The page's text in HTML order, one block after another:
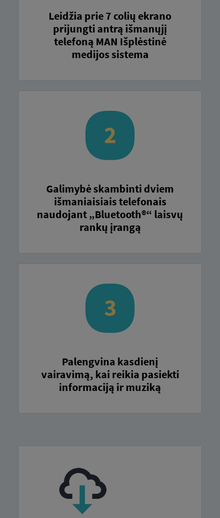
Leidžia prie 7 colių ekrano
prijungti antrą išmanųjį
telefoną MAN Išplėstinė
medijos sistema
Galimybė skambinti dviem
išmaniaisiais telefonais
naudojant „Bluetooth®“ laisvų
rankų įrangą
Palengvina kasdienį
vairavimą, kai reikia pasiekti
informaciją ir muziką